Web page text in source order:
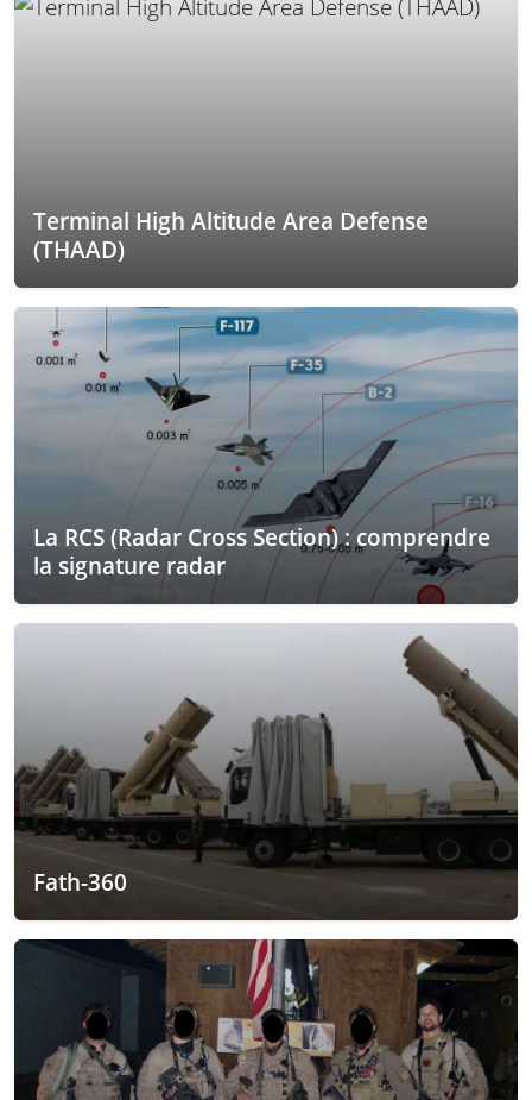
Terminal High Altitude Area Defense
(THAAD)
La RCS (Radar Cross Section) : comprendre
la signature radar
Fath-360